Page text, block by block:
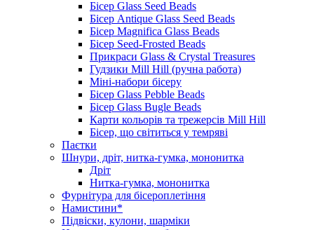
Бісер Glass Seed Beads
Бісер Antique Glass Seed Beads
Бісер Magnifica Glass Beads
Бісер Seed-Frosted Beads
Прикраси Glass & Crystal Treasures
Гудзики Mill Hill (ручна работа)
Міні-набори бісеру
Бісер Glass Pebble Beads
Бісер Glass Bugle Beads
Карти кольорів та трежерсів Mill Hill
Бісер, що світиться у темряві
Паєтки
Шнури, дріт, нитка-гумка, мононитка
Дріт
Нитка-гумка, мононитка
Фурнітура для бісероплетіння
Намистини*
Підвіски, кулони, шарміки